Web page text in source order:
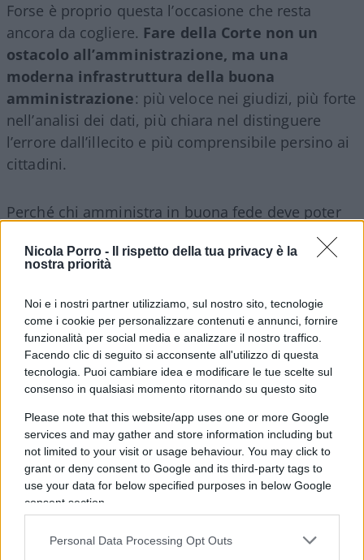
Nicola Porro -
Il rispetto della tua privacy è la
nostra priorità
Noi e i nostri partner utilizziamo, sul nostro sito, tecnologie
come i cookie per personalizzare contenuti e annunci, fornire
funzionalità per social media e analizzare il nostro traffico.
Facendo clic di seguito si acconsente all'utilizzo di questa
tecnologia. Puoi cambiare idea e modificare le tue scelte sul
consenso in qualsiasi momento ritornando su questo sito
Please note that this website/app uses one or more Google
services and may gather and store information including but
not limited to your visit or usage behaviour. You may click to
grant or deny consent to Google and its third-party tags to
use your data for below specified purposes in below Google
consent section.
Personal Data Processing Opt Outs
Forse è proprio questa l’occasione che resta
ancora da cogliere. Fare della Corte non un
ostacolo all’amministrazione, ma una
moderna infrastruttura della buona
amministrazione: più veloce nei giudizi, più forte
nell’analisi dei dati, più chiara nel distinguere
l’errore dall’illecito e più comprensibile persino ai
cittadini.
Perché chi amministra in buona fede deve poter
Ma chi paga le tasse deve
poter dormire altrettanto tranquillo, sapendo
che qualcuno continua a controllare come
vengono spesi i suoi soldi. Machiavelli,
probabilmente, avrebbe capito anche questo.